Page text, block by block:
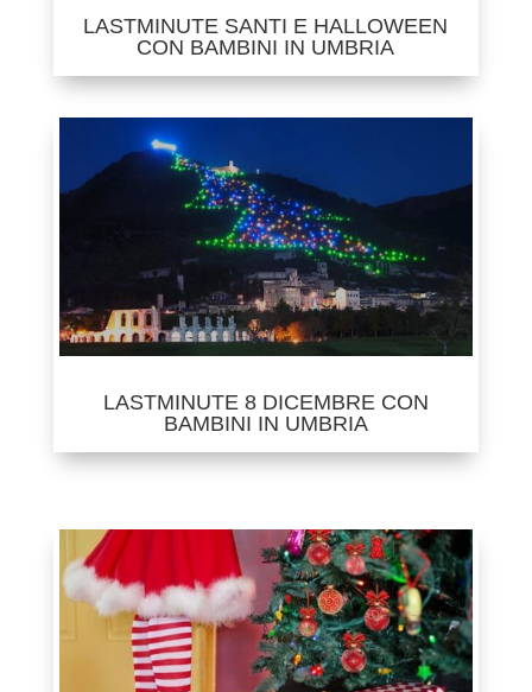
LASTMINUTE SANTI E HALLOWEEN
CON BAMBINI IN UMBRIA
LASTMINUTE 8 DICEMBRE CON
BAMBINI IN UMBRIA